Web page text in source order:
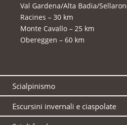
Val Gardena/Alta Badia/
Racines – 30 km
Monte Cavallo – 25 km
Obereggen – 60 km
Scialpinismo
Escursini invernali e ciaspolate